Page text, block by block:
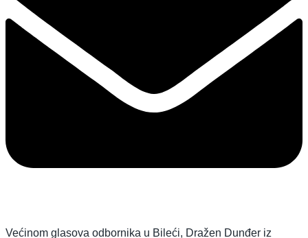
Većinom glasova odbornika u Bileći, Dražen Dunđer iz